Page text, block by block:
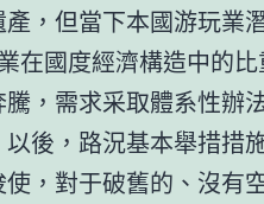
，但當下本國游玩業
在國度經濟構造中的
，需求采取體系性辦
後，路況基本舉措措
，對于破舊的、沒有